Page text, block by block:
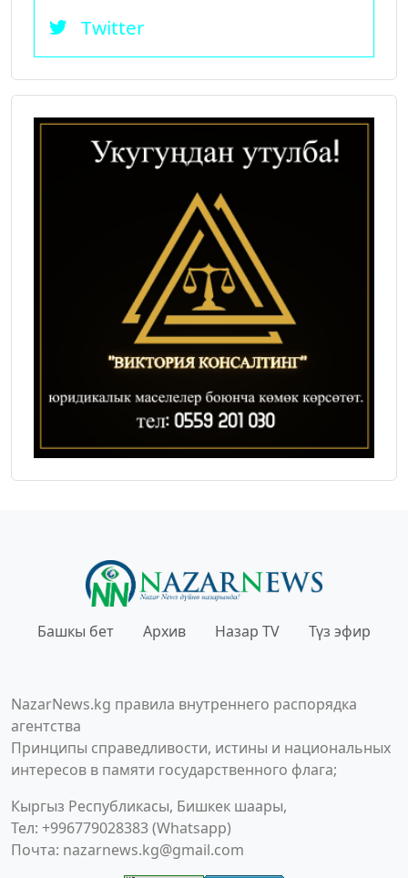
Twitter
Башкы бет Архив Назар TV Түз эфир
NazarNews.kg правила внутреннего распорядка
агентства
Принципы справедливости, истины и национальных
интересов в памяти государственного флага;
Кыргыз Республикасы, Бишкек шаары,
Тел: +996779028383 (Whatsapp)
Почта: nazarnews.kg@gmail.com